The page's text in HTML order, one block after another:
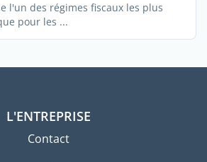
l'un des régimes fiscaux les plus
pour les ...
L'ENTREPRISE
Contact